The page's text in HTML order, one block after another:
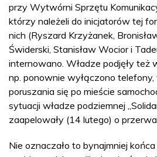
przy Wytwórni Sprzętu
którzy należeli do inicjatorów tej
nich (Ryszard Krzyżanek,
Świderski, Stanisław Wocior i
internowano. Władze podjęły też
np. ponownie wyłączono
poruszania się po mieście
sytuacji władze podziemnej
zaapelowały (14 lutego) o
Nie oznaczało to bynajmniej